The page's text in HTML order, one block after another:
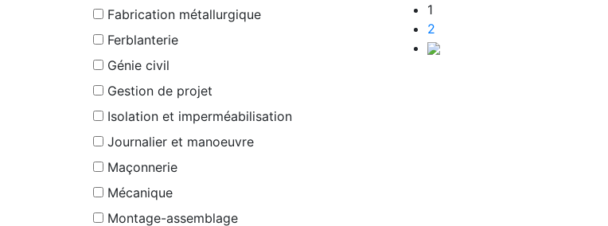
Fabrication métallurgique
Ferblanterie
Génie civil
Gestion de projet
Isolation et imperméabilisation
Journalier et manoeuvre
Maçonnerie
Mécanique
Montage-assemblage
1
2